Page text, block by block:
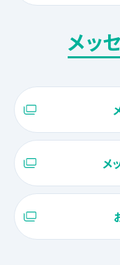
メッ
メ